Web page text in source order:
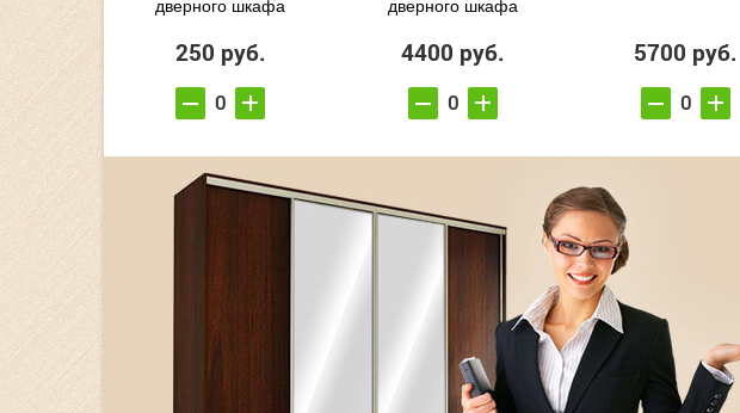
дверного шкафа
250 руб.
дверного шкафа
4400 руб. 5700 руб.